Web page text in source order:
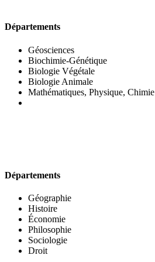
Départements
Géosciences
Biochimie-Génétique
Biologie Végétale
Biologie Animale
Mathématiques, Physique, Chimie
Départements
Géographie
Histoire
Économie
Philosophie
Sociologie
Droit